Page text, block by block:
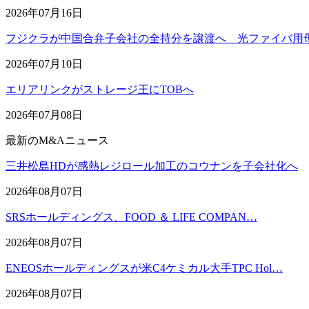
2026年07月16日
フジクラが中国合弁子会社の全持分を譲渡へ 光ファイバ
2026年07月10日
エリアリンクがストレージ王にTOBへ
2026年07月08日
最新のM&Aニュース
三井松島HDが感熱レジロール加工のコウナンを子会社化へ
2026年08月07日
SRSホールディングス、FOOD ＆ LIFE COMPAN…
2026年08月07日
ENEOSホールディングスが米C4ケミカル大手TPC Hol…
2026年08月07日